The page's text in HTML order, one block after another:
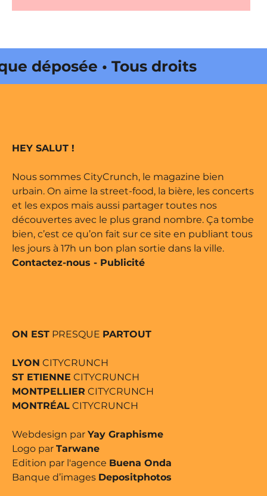
• Tous droits réservés •
HEY SALUT !
Nous sommes CityCrunch, le magazine bien
urbain. On aime la street-food, la bière, les concerts
et les expos mais aussi partager toutes nos
découvertes avec le plus grand nombre. Ça tombe
bien, c’est ce qu’on fait sur ce site en publiant tous
les jours à 17h un bon plan sortie dans la ville.
Contactez-nous - Publicité
ON EST PRESQUE PARTOUT
LYON CITYCRUNCH
ST ETIENNE CITYCRUNCH
MONTPELLIER CITYCRUNCH
MONTRÉAL CITYCRUNCH
Webdesign par Yay Graphisme
Logo par Tarwane
Edition par l'agence Buena Onda
Banque d’images Depositphotos